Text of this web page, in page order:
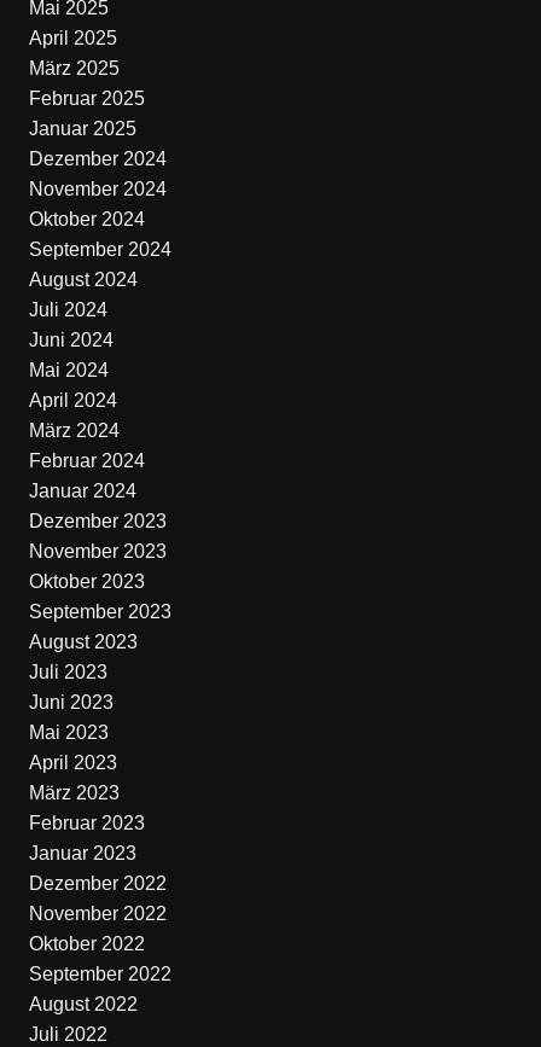
Mai 2025
April 2025
März 2025
Februar 2025
Januar 2025
Dezember 2024
November 2024
Oktober 2024
September 2024
August 2024
Juli 2024
Juni 2024
Mai 2024
April 2024
März 2024
Februar 2024
Januar 2024
Dezember 2023
November 2023
Oktober 2023
September 2023
August 2023
Juli 2023
Juni 2023
Mai 2023
April 2023
März 2023
Februar 2023
Januar 2023
Dezember 2022
November 2022
Oktober 2022
September 2022
August 2022
Juli 2022